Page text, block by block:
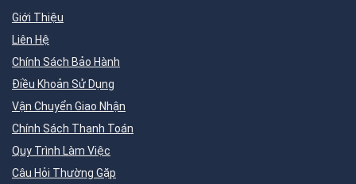
Giới Thiệu
Liên Hệ
Chính Sách Bảo Hành
Điều Khoản Sử Dụng
Vận Chuyển Giao Nhận
Chính Sách Thanh Toán
Quy Trình Làm Việc
Câu Hỏi Thường Gặp